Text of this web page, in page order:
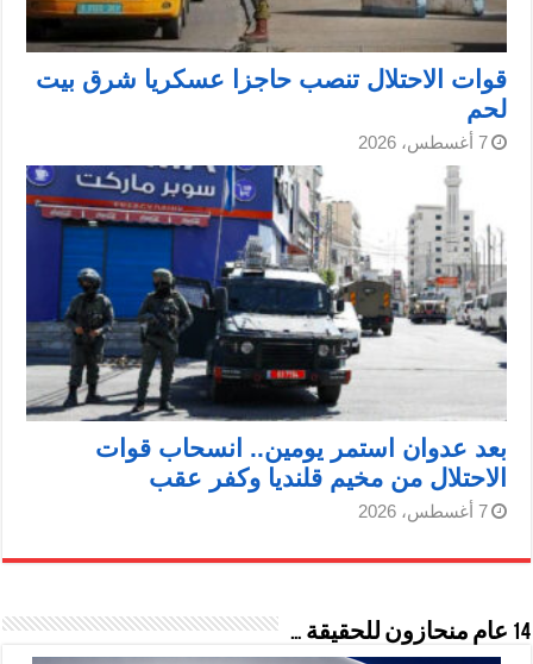
قوات الاحتلال تنصب حاجزا عسكريا شرق بيت
لحم
7 أغسطس، 2026
بعد عدوان استمر يومين.. انسحاب قوات
الاحتلال من مخيم قلنديا وكفر عقب
7 أغسطس، 2026
14 عام منحازون للحقيقة …